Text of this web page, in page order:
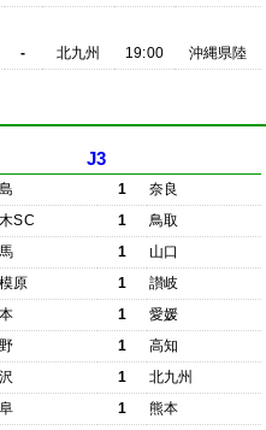
- 北九州 19:00 沖縄県陸
J3
1
奈良
SC 1
鳥取
1
山口
原 1
讃岐
1
愛媛
1
高知
1
北九州
1
熊本